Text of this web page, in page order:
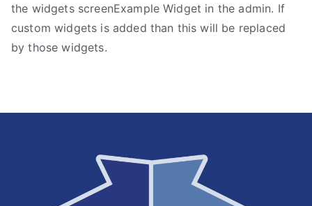
the widgets screenExample Widget in the admin. If
custom widgets is added than this will be replaced
by those widgets.